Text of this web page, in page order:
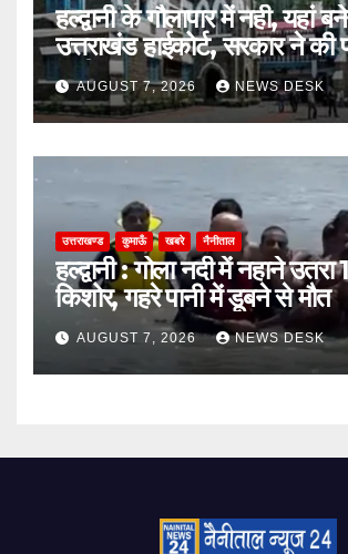
हल्द्वानी के गौलापार में नही, यहां
उत्तराखंड हाईकोर्ट, सरकार ने की
जारीAUGUST 7, 2026 NEWS DESK
उत्तराखण्ड कुमाऊँ खबरे नैनीताल
हल्द्वानी : गोला नदी में नहाने उतरा
किशोर, गहरे पानी में डूबने से मौत
AUGUST 7, 2026 NEWS DESK